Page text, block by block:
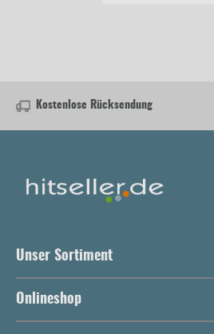
Kostenlose Rücksendung
Unser Sortiment
Onlineshop